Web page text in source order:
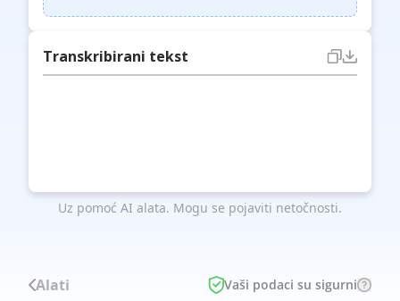
Transkribirani tekst
Uz pomoć AI alata. Mogu se pojaviti netočnosti.
Alati Vaši podaci su sigurni